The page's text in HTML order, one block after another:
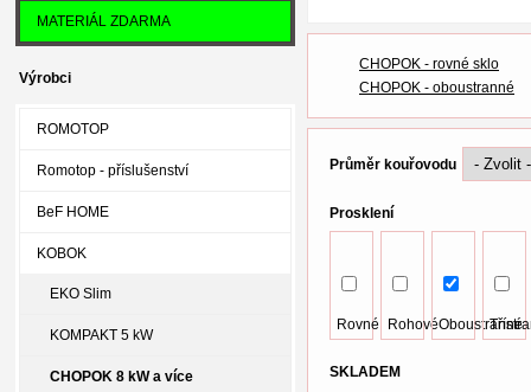
CHOPOK - rovné sklo
CHOPOK - oboustranné
Průměr kouřovodu
Prosklení
Rovné RohovéOboustranné
SKLADEM
MATERIÁL ZDARMA
Výrobci
ROMOTOP
Romotop - příslušenství
BeF HOME
KOBOK
EKO Slim
KOMPAKT 5 kW
CHOPOK 8 kW a více